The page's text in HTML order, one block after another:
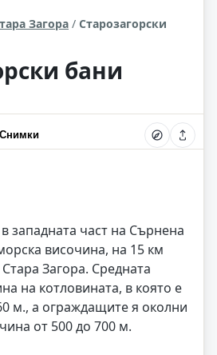
Загора / Старозагорски
бани
Снимки
западната част на Сърнена
височина, на 15 км
Загора. Средната
на котловината, в която е
м., а ограждащите я околни
от 500 до 700 м.